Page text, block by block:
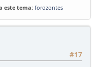
este tema: forozontes
#17